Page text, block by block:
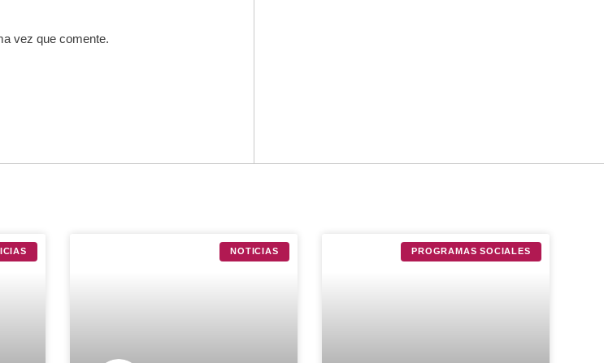
vez que comente.
NOTICIAS PROGRAMAS SOCIALES